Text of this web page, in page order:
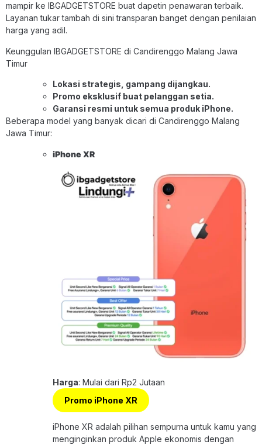
mampir ke IBGADGETSTORE buat dapetin penawaran terbaik.
Layanan tukar tambah di sini transparan banget dengan penilaian
harga yang adil.
Keunggulan IBGADGETSTORE di Candirenggo Malang Jawa
Timur
Lokasi strategis, gampang dijangkau.
Promo eksklusif buat pelanggan setia.
Garansi resmi untuk semua produk iPhone.
Beberapa model yang banyak dicari di Candirenggo Malang
Jawa Timur:
iPhone XR
Harga: Mulai dari Rp2 Jutaan
Promo iPhone XR
iPhone XR adalah pilihan sempurna untuk kamu yang
menginginkan produk Apple ekonomis dengan